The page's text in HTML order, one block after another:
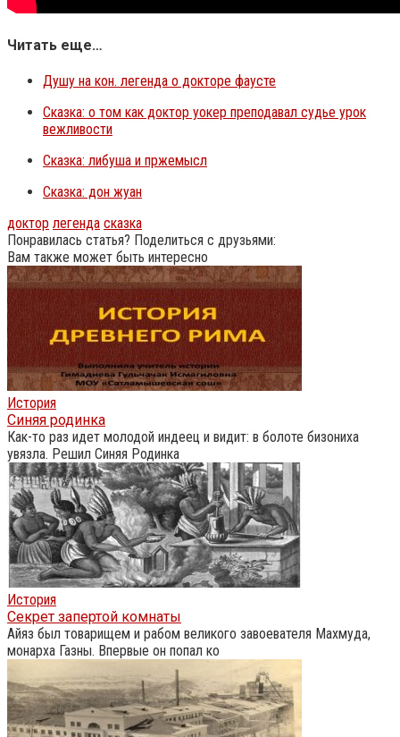
Читать еще…
Душу на кон. легенда о докторе фаусте
Сказка: о том как доктор уокер преподавал судье урок
вежливости
Сказка: либуша и пржемысл
Сказка: дон жуан
доктор легенда сказка
Понравилась статья? Поделиться с друзьями:
Вам также может быть интересно
История
Синяя родинка
Как-то раз идет молодой индеец и видит: в болоте бизониха
увязла. Решил Синяя Родинка
История
Секрет запертой комнаты
Айяз был товарищем и рабом великого завоевателя Махмуда,
монарха Газны. Впервые он попал ко